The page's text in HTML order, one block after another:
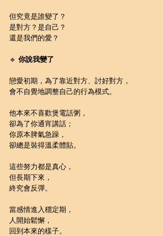
但究竟是誰變了？
是對方？是自己？
還是我們的愛？
🔹 你說我變了
戀愛初期，為了靠近對方、討好對方，
會不自覺地調整自己的行為模式。
他本來不喜歡煲電話粥，
卻為了你通宵講話；
你原本脾氣急躁，
卻總是裝得溫柔體貼。
這些努力都是真心，
但長期下來，
終究會反彈。
當感情進入穩定期，
人開始鬆懈，
回到本來的樣子。